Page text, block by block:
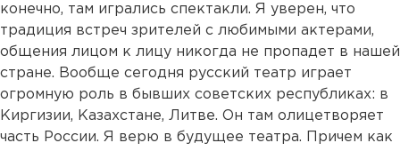
конечно, там игрались спектакли. Я уверен, что
традиция встреч зрителей с любимыми актерами,
общения лицом к лицу никогда не пропадет в нашей
стране. Вообще сегодня русский театр играет
огромную роль в бывших советских республиках: в
Киргизии, Казахстане, Литве. Он там олицетворяет
часть России. Я верю в будущее театра. Причем как